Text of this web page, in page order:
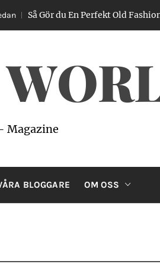
du En Perfekt Old Fashioned – Enkel
Magazine
BLOGGARE OM OSS